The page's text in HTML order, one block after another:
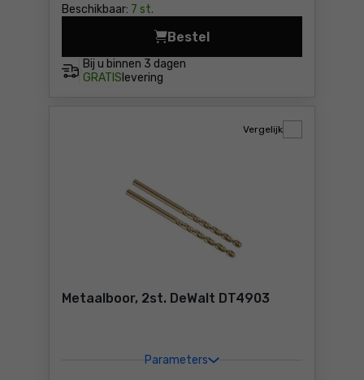
Beschikbaar: 7 st.
Bij u binnen 3 dagen
GRATIS levering
Bestel
Houtspiraalboren
Metaalboor, 2st. DeWalt DT4903
Parameters
Vergelijk